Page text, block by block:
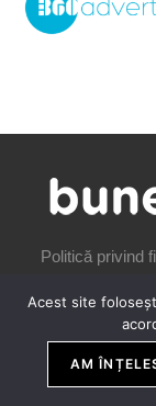
Politică privind
Acest site
AM